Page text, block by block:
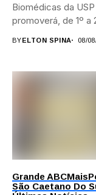
Biomédicas da USP
promoverá, de 1º a
BYELTON SPINA 08/
Grande ABCMais
São Caetano Do